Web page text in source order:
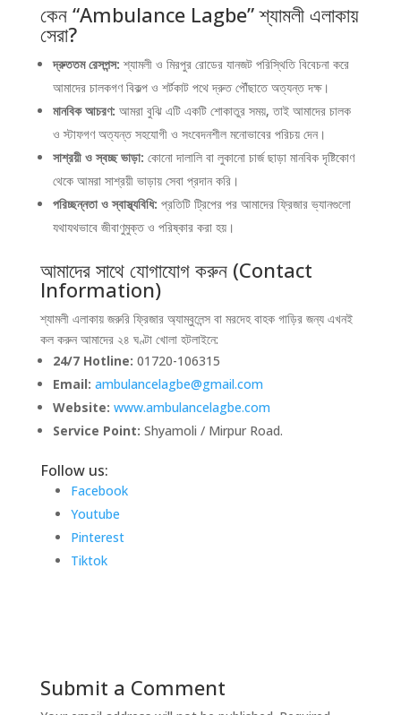
কেন “Ambulance Lagbe” শ্যামলী এলাকায়
সেরা?
দ্রুততম রেসপন্স: শ্যামলী ও মিরপুর রোডের যানজট পরিস্থিতি বিবেচনা করে
আমাদের চালকগণ বিকল্প ও শর্টকাট পথে দ্রুত পৌঁছাতে অত্যন্ত দক্ষ।
মানবিক আচরণ: আমরা বুঝি এটি একটি শোকাতুর সময়, তাই আমাদের চালক
ও স্টাফগণ অত্যন্ত সহযোগী ও সংবেদনশীল মনোভাবের পরিচয় দেন।
সাশ্রয়ী ও স্বচ্ছ ভাড়া: কোনো দালালি বা লুকানো চার্জ ছাড়া মানবিক দৃষ্টিকোণ
থেকে আমরা সাশ্রয়ী ভাড়ায় সেবা প্রদান করি।
পরিচ্ছন্নতা ও স্বাস্থ্যবিধি: প্রতিটি ট্রিপের পর আমাদের ফ্রিজার ভ্যানগুলো
যথাযথভাবে জীবাণুমুক্ত ও পরিষ্কার করা হয়।
আমাদের সাথে যোগাযোগ করুন (Contact
Information)
শ্যামলী এলাকায় জরুরি ফ্রিজার অ্যাম্বুলেন্স বা মরদেহ বাহক গাড়ির জন্য এখনই
কল করুন আমাদের ২৪ ঘণ্টা খোলা হটলাইনে:
24/7 Hotline: 01720-106315
Email: ambulancelagbe@gmail.com
Website: www.ambulancelagbe.com
Service Point: Shyamoli / Mirpur Road.
Follow us:
Facebook
Youtube
Pinterest
Tiktok
Submit a Comment